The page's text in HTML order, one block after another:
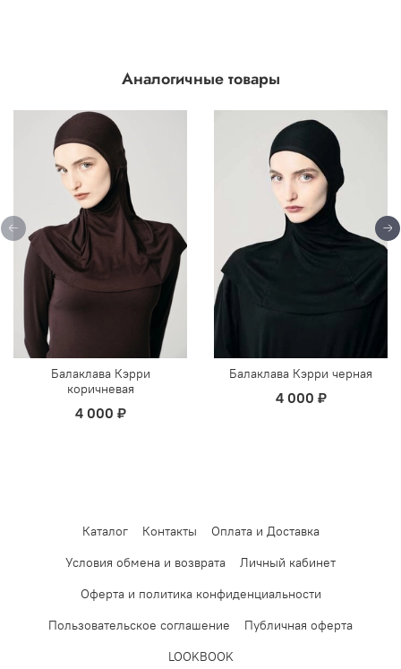
Аналогичные товары
Балаклава Кэрри
коричневая
4 000 ₽
Балаклава Кэрри черная
4 000 ₽
Каталог Контакты
Оплата и Доставка
Условия обмена и возврата
Личный кабинет
Оферта и политика конфиденциальности
Пользовательское соглашение
Публичная оферта
LOOKBOOK